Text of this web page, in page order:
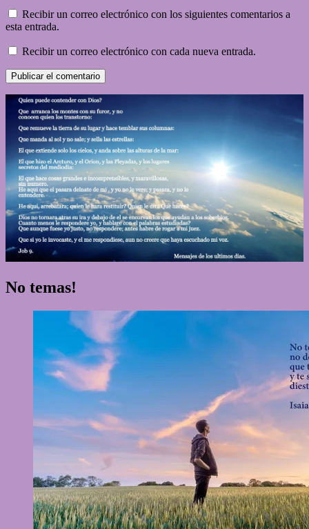
Recibir un correo electrónico con los siguientes comentarios a
esta entrada.
Recibir un correo electrónico con cada nueva entrada.
No temas!